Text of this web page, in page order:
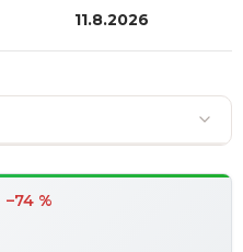
11.8.2026
–74 %